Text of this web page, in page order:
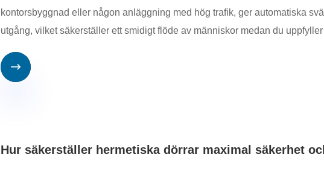
kontorsbyggnad eller någon anläggning med hög trafik, ger automatiska
utgång, vilket säkerställer ett smidigt flöde av människor medan du

Hur säkerställer hermetiska dörrar maximal säkerhet